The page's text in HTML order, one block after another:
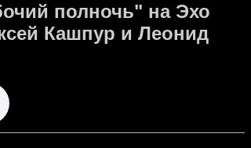
полночь" на Эхо
Кашпур и Леонид